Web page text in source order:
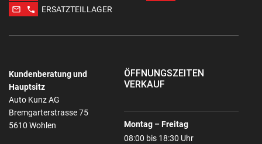
mail_outline
phone ERSATZTEILLAGER
Kundenberatung und
Hauptsitz
Auto Kunz AG
Bremgarterstrasse 75
5610 Wohlen
ÖFFNUNGSZEITEN
VERKAUF
Montag – Freitag
08:00 bis 18:30 Uhr